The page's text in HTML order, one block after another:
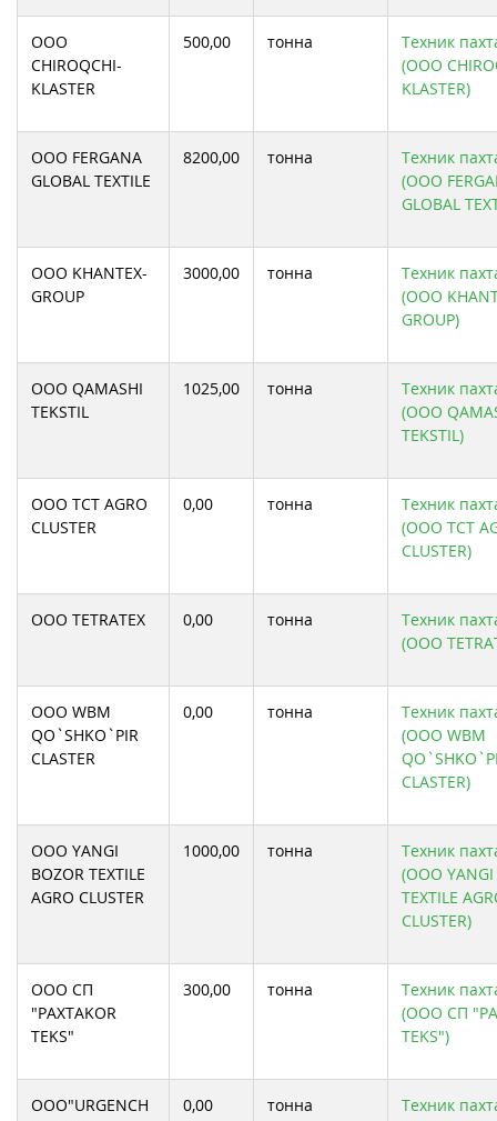
ООО
CHIROQCHI-
KLASTER
500,00 тонна
Техник
(ООО
KLASTER)
ООО FERGANA
GLOBAL TEXTILE
8200,00 тонна
Техник
(ООО
GLOBAL
ООО KHANTEX-
GROUP
3000,00 тонна
Техник
(ООО
GROUP)
ООО QAMASHI
TEKSTIL
1025,00 тонна
Техник
(ООО
TEKSTIL)
ООО TCT AGRO
CLUSTER
0,00 тонна
Техник
(ООО TCT
CLUSTER)
ООО TETRATEX 0,00 тонна
Техник
(ООО
ООО WBM
QO`SHKO`PIR
CLASTER
0,00 тонна
Техник
(ООО WBM
CLASTER)
ООО YANGI
BOZOR TEXTILE
AGRO CLUSTER
1000,00 тонна
Техник
(ООО YANGI
TEXTILE
CLUSTER)
ООО СП
"PAXTAKOR
TEKS"
300,00 тонна
Техник
(ООО СП
TEKS")
ООО"URGENCH
0,00 тонна
Техник